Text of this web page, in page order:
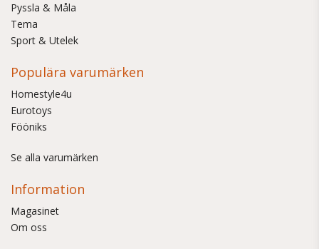
Pyssla & Måla
Tema
Sport & Utelek
Populära varumärken
Homestyle4u
Eurotoys
Fööniks
Se alla varumärken
Information
Magasinet
Om oss